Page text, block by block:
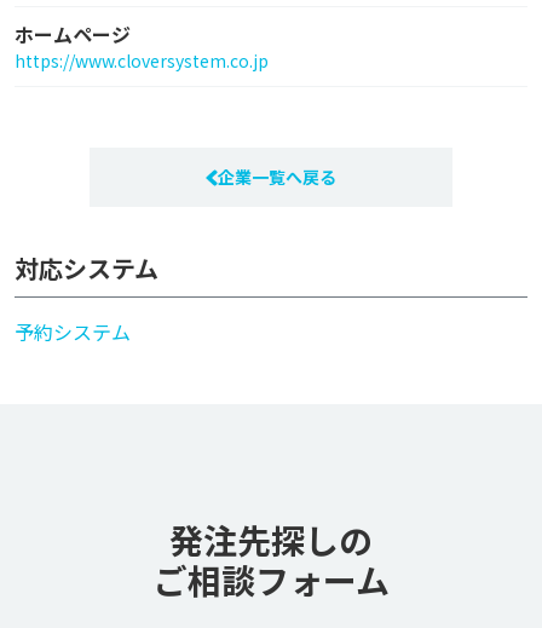
ホームページ
https://www.cloversystem.co.jp
企業一覧へ戻る
対応システム
予約システム
発注先探しの
ご相談フォーム